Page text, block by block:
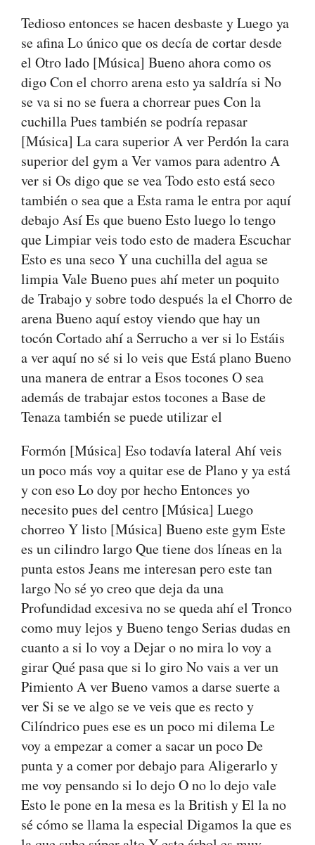
Tedioso entonces se hacen desbaste y Luego ya
se afina Lo único que os decía de cortar desde
el Otro lado [Música] Bueno ahora como os
digo Con el chorro arena esto ya saldría si No
se va si no se fuera a chorrear pues Con la
cuchilla Pues también se podría repasar
[Música] La cara superior A ver Perdón la cara
superior del gym a Ver vamos para adentro A
ver si Os digo que se vea Todo esto está seco
también o sea que a Esta rama le entra por aquí
debajo Así Es que bueno Esto luego lo tengo
que Limpiar veis todo esto de madera Escuchar
Esto es una seco Y una cuchilla del agua se
limpia Vale Bueno pues ahí meter un poquito
de Trabajo y sobre todo después la el Chorro de
arena Bueno aquí estoy viendo que hay un
tocón Cortado ahí a Serrucho a ver si lo Estáis
a ver aquí no sé si lo veis que Está plano Bueno
una manera de entrar a Esos tocones O sea
además de trabajar estos tocones a Base de
Tenaza también se puede utilizar el
Formón [Música] Eso todavía lateral Ahí veis
un poco más voy a quitar ese de Plano y ya está
y con eso Lo doy por hecho Entonces yo
necesito pues del centro [Música] Luego
chorreo Y listo [Música] Bueno este gym Este
es un cilindro largo Que tiene dos líneas en la
punta estos Jeans me interesan pero este tan
largo No sé yo creo que deja da una
Profundidad excesiva no se queda ahí el Tronco
como muy lejos y Bueno tengo Serias dudas en
cuanto a si lo voy a Dejar o no mira lo voy a
girar Qué pasa que si lo giro No vais a ver un
Pimiento A ver Bueno vamos a darse suerte a
ver Si se ve algo se ve veis que es recto y
Cilíndrico pues ese es un poco mi dilema Le
voy a empezar a comer a sacar un poco De
punta y a comer por debajo para Aligerarlo y
me voy pensando si lo dejo O no lo dejo vale
Esto le pone en la mesa es la British y El la no
sé cómo se llama la especial Digamos la que es